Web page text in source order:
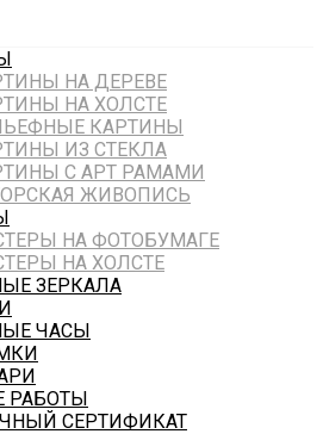
НА ДЕРЕВЕ
НА ХОЛСТЕ
КАРТИНЫ
ИЗ СТЕКЛА
С АРТ РАМАМИ
ЖИВОПИСЬ
НА ФОТОБУМАГЕ
НА ХОЛСТЕ
ЗЕРКАЛА
ЧАСЫ
РАБОТЫ
СЕРТИФИКАТ